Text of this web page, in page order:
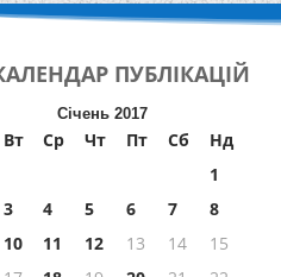
ПУБЛІКАЦІЙ
Січень 2017
Вт Ср Чт Пт Сб
Нд
1
3 4 5 6 7
8
10 11 12 13 14
15